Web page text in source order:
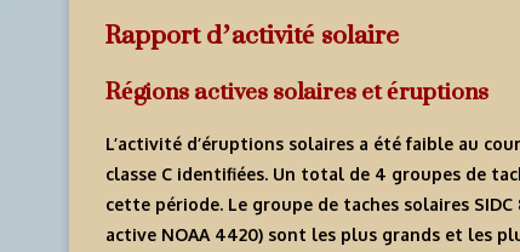
Rapport d’activité solaire
Régions actives solaires et éruptions
L’activité d’éruptions solaires a été faible au
classe C identifiées. Un total de 4 groupes de
cette période. Le groupe de taches solaires
active NOAA 4420) sont les plus grands et les